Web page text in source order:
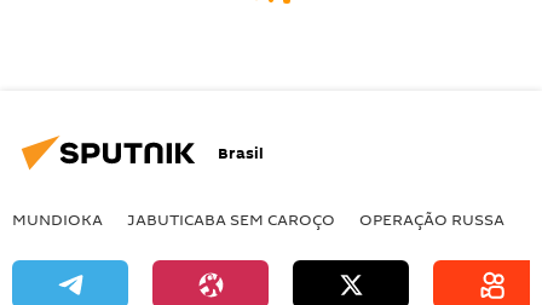
Brasil
MUNDIOKA JABUTICABA SEM CAROÇO OPERAÇÃO RUSSA